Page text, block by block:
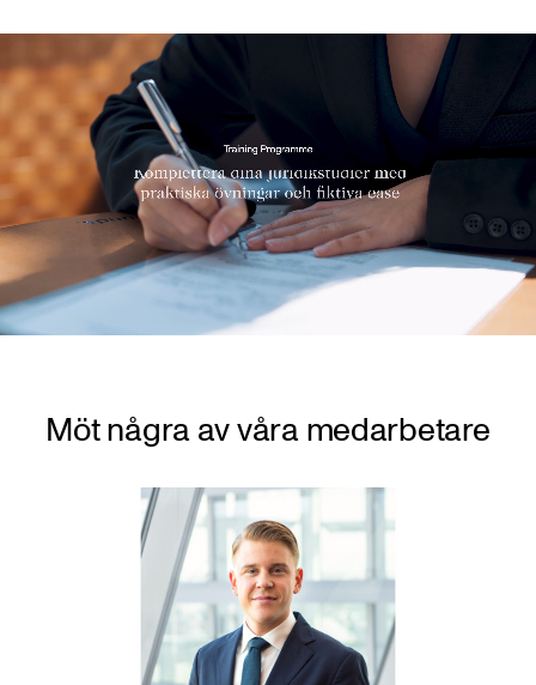
Möt några av våra medarbetare